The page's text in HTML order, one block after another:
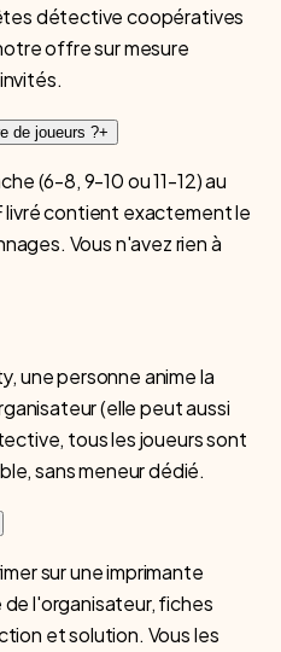
détective coopératives
offre sur mesure
de joueurs ?+
(6-8, 9-10 ou 11-12) au
livré contient exactement le
Vous n'avez rien à
une personne anime la
(elle peut aussi
tous les joueurs sont
sans meneur dédié.
sur une imprimante
l'organisateur, fiches
et solution. Vous les